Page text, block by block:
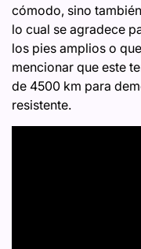
cómodo, sino
lo cual se agradece
los pies amplios o
mencionar que este
de 4500 km para
resistente.